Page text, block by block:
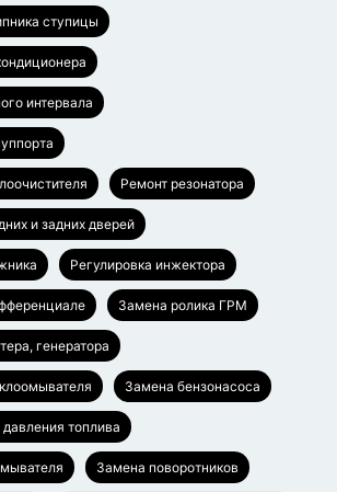
ступицы
интервала
Ремонт резонатора
и задних дверей
Регулировка инжектора
Замена ролика ГРМ
генератора
Замена бензонасоса
топлива
Замена поворотников